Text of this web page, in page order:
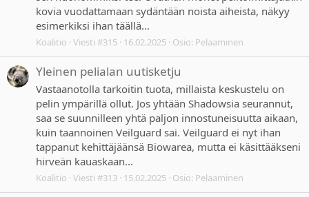
kovia vuodattamaan sydäntään noista aiheista, näkyy
esimerkiksi ihan täällä...
Koalitio Viesti #315 16.02.2025 Osio: Pelaaminen
Yleinen pelialan uutisketju
Vastaanotolla tarkoitin tuota, millaista keskustelu on
pelin ympärillä ollut. Jos yhtään Shadowsia seurannut,
saa se suunnilleen yhtä paljon innostuneisuutta aikaan,
kuin taannoinen Veilguard sai. Veilguard ei nyt ihan
tappanut kehittäjäänsä Biowarea, mutta ei käsittääkseni
hirveän kauaskaan...
Koalitio Viesti #313 15.02.2025 Osio: Pelaaminen